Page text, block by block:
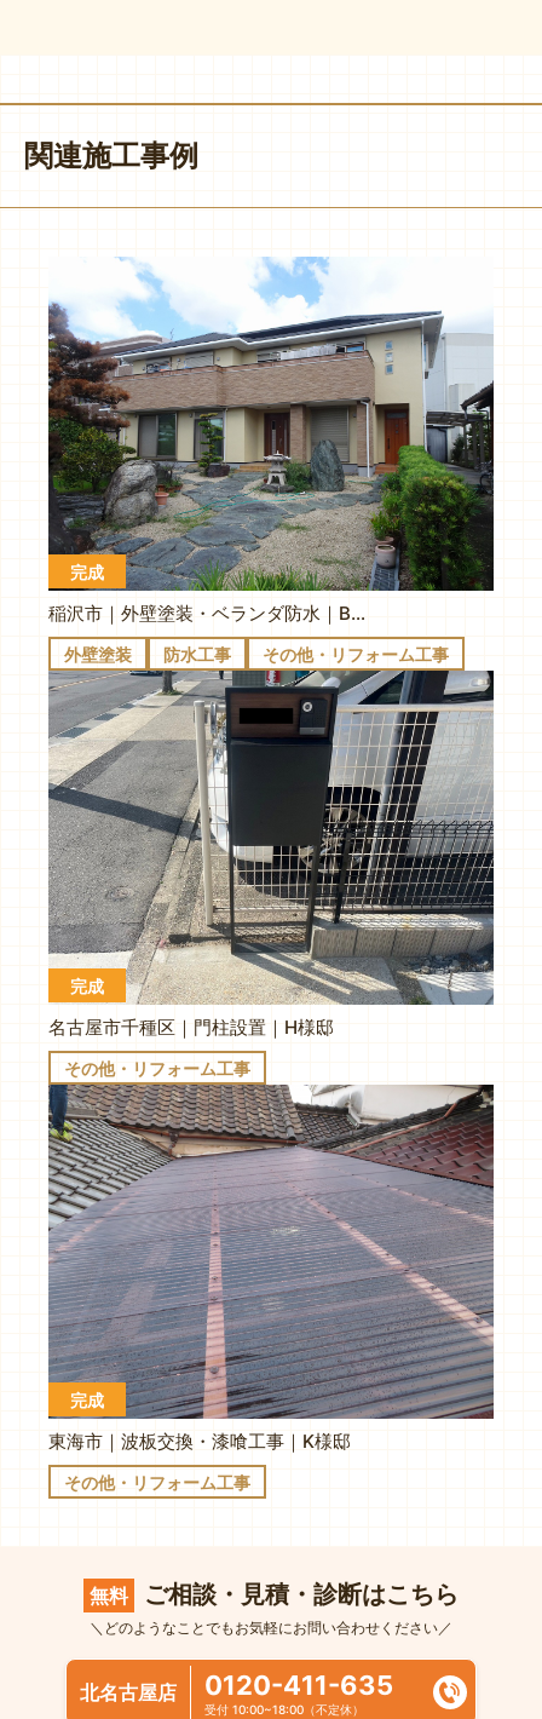
関連施工事例
完成
稲沢市｜外壁塗装・ベランダ防水｜B様邸
外壁塗装 防水工事 その他・リフォーム工事
完成
名古屋市千種区｜門柱設置｜H様邸
その他・リフォーム工事
完成
東海市｜波板交換・漆喰工事｜K様邸
その他・リフォーム工事
無料 ご相談・見積・診断はこちら
＼どのようなことでもお気軽にお問い合わせください／
北名古屋店 0120-411-635
受付 10:00~18:00（不定休）